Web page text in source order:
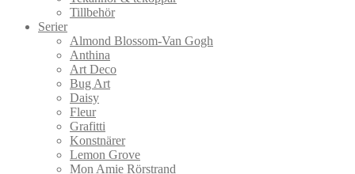
Tillbehör
Serier
Almond Blossom-Van Gogh
Anthina
Art Deco
Bug Art
Daisy
Fleur
Grafitti
Konstnärer
Lemon Grove
Mon Amie Rörstrand